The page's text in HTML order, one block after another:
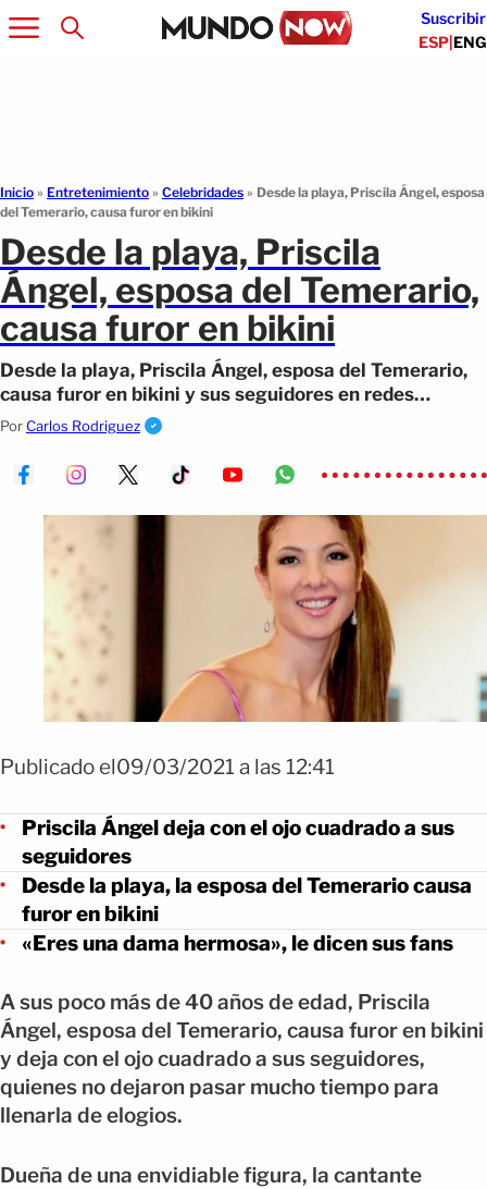
Suscribir
ESP|ENG
Inicio » Entretenimiento » Celebridades » Desde la playa, Priscila Ángel, esposa
del Temerario, causa furor en bikini
Desde la playa, Priscila
Ángel, esposa del Temerario,
causa furor en bikini
Desde la playa, Priscila Ángel, esposa del Temerario,
causa furor en bikini y sus seguidores en redes
sociales la llenan de halagos.
PorCarlos Rodriguez
Publicado el09/03/2021 a las 12:41
Priscila Ángel deja con el ojo cuadrado a sus
seguidores
Desde la playa, la esposa del Temerario causa
furor en bikini
«Eres una dama hermosa», le dicen sus fans
A sus poco más de 40 años de edad, Priscila
Ángel, esposa del Temerario, causa furor en bikini
y deja con el ojo cuadrado a sus seguidores,
quienes no dejaron pasar mucho tiempo para
llenarla de elogios.
Dueña de una envidiable figura, la cantante